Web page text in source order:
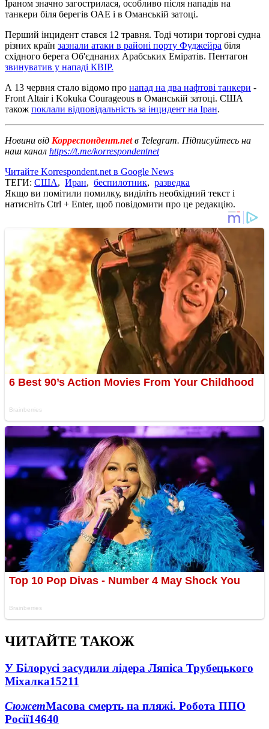
Іраном значно загострилася, особливо після нападів на
танкери біля берегів ОАЕ і в Оманській затоці.
Перший інцидент стався 12 травня. Тоді чотири торгові судна
різних країн зазнали атаки в районі порту Фуджейра біля
східного берега Об'єднаних Арабських Еміратів. Пентагон
звинуватив у нападі КВІР.
А 13 червня стало відомо про напад на два нафтові танкери -
Front Altair і Kokuka Courageous в Оманській затоці. США
також поклали відповідальність за інцидент на Іран.
Новини від Корреспондент.netв Telegram. Підписуйтесь на
наш канал https://t.me/korrespondentnet
Читайте Korrespondent.net в Google News
ТЕГИ: США, Иран, беспилотник, разведка
Якщо ви помітили помилку, виділіть необхідний текст і
натисніть Ctrl + Enter, щоб повідомити про це редакцію.
ЧИТАЙТЕ ТАКОЖ
У Білорусі засудили лідера Ляпіса Трубецького
Міхалка15211
СюжетМасова смерть на пляжі. Робота ППО
Росії14640